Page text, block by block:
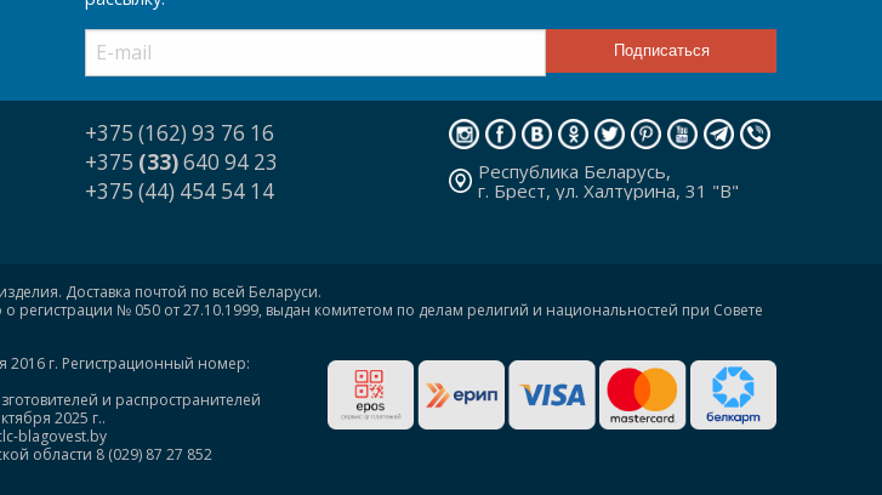
+375 (162) 93 76 16
+375 (33)640 94 23
+375 (44) 454 54 14
Республика Беларусь,
г. Брест, ул. Халтурина, 31 "В"
Доставка почтой по всей Беларуси.
регистрации № 050 от 27.10.1999, выдан комитетом по делам религий и национальностей при Совете
2016 г. Регистрационный номер:
и распространителей
2025 г..
blagovest.by
области 8 (029) 87 27 852